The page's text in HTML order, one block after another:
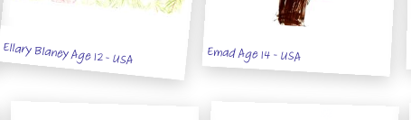
Ellary Blaney Age 12 - USA Emad Age 14 - USA